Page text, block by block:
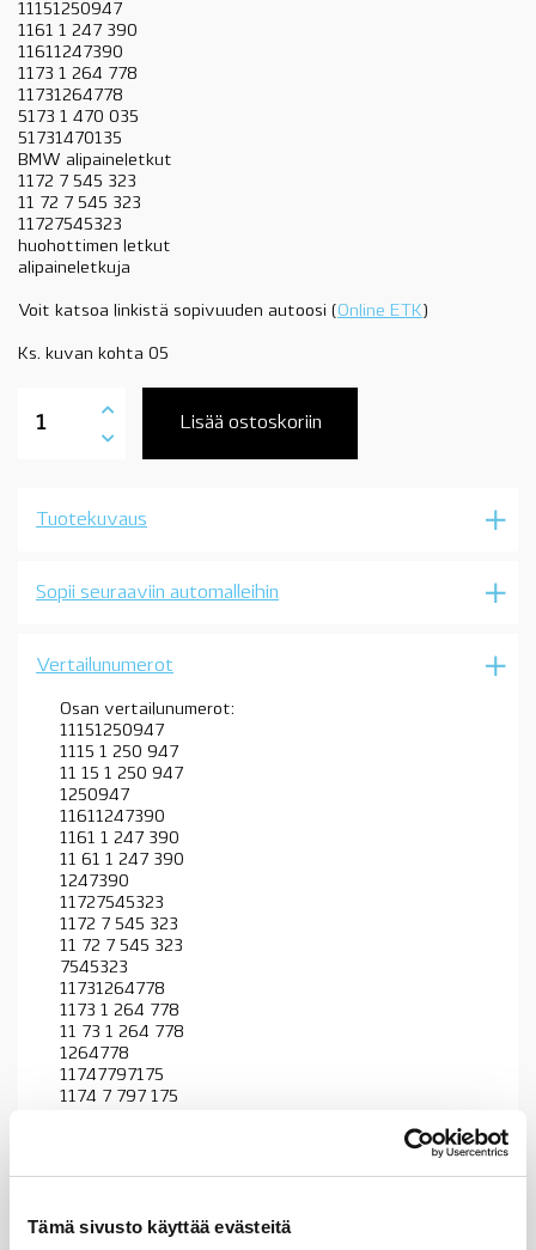
Tämä sivusto käyttää evästeitä
11151250947
1161 1 247 390
11611247390
1173 1 264 778
11731264778
5173 1 470 035
51731470135
BMW alipaineletkut
1172 7 545 323
11 72 7 545 323
11727545323
huohottimen letkut
alipaineletkuja
Voit katsoa linkistä sopivuuden autoosi ( Online ETK )
Ks. kuvan kohta 05
alipaineletku,
katso
määrä
Lisää ostoskoriin
Tuotekuvaus
Sopii seuraaviin automalleihin
Vertailunumerot
Osan vertailunumerot:
11151250947
1115 1 250 947
11 15 1 250 947
1250947
11611247390
1161 1 247 390
11 61 1 247 390
1247390
11727545323
1172 7 545 323
11 72 7 545 323
7545323
11731264778
1173 1 264 778
11 73 1 264 778
1264778
11747797175
1174 7 797 175
1460856